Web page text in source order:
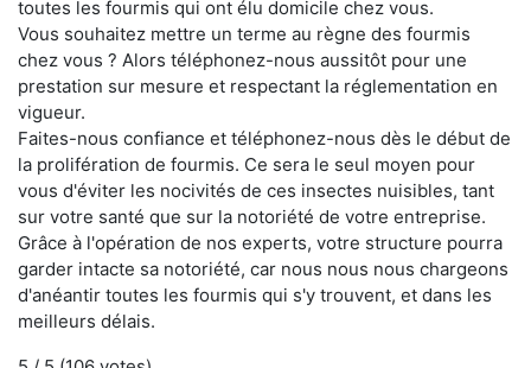
toutes les fourmis qui ont élu domicile chez vous.
Vous souhaitez mettre un terme au règne des fourmis
chez vous ? Alors téléphonez-nous aussitôt pour une
prestation sur mesure et respectant la réglementation en
vigueur.
Faites-nous confiance et téléphonez-nous dès le début de
la prolifération de fourmis. Ce sera le seul moyen pour
vous d'éviter les nocivités de ces insectes nuisibles, tant
sur votre santé que sur la notoriété de votre entreprise.
Grâce à l'opération de nos experts, votre structure pourra
garder intacte sa notoriété, car nous nous nous chargeons
d'anéantir toutes les fourmis qui s'y trouvent, et dans les
meilleurs délais.